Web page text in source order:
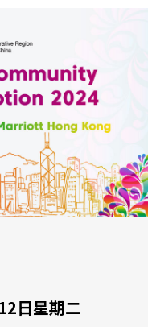
日星期二